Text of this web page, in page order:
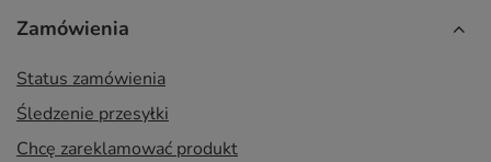
Zamówienia
Status zamówienia
Śledzenie przesyłki
Chcę zareklamować produkt